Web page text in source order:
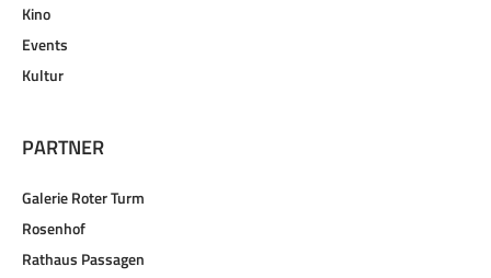
Kino
Events
Kultur
PARTNER
Galerie Roter Turm
Rosenhof
Rathaus Passagen